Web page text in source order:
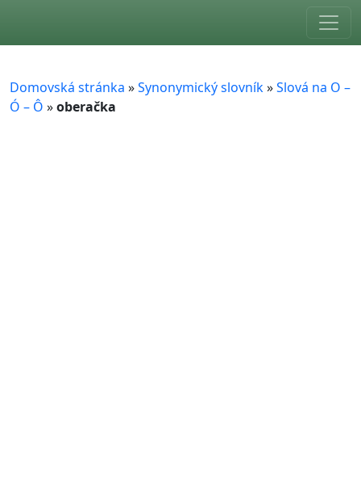
Domovská stránka »Synonymický slovník»Slová na O –
Ó – Ô »oberačka